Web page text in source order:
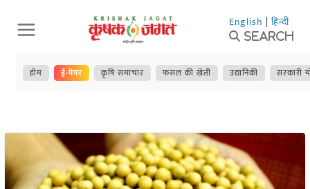
Skip
to
content
English | हिन्दी
Search
होम ई-पेपर कृषि समाचार फसल की खेती उद्यानिकी सरकारी